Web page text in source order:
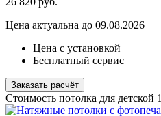
Цена актуальна до 09.08.2026
Цена с установкой
Бесплатный сервис
Заказать расчёт
Стоимость потолка для детской